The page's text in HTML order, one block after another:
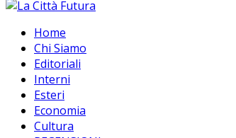
Home
Chi Siamo
Editoriali
Interni
Esteri
Economia
Cultura